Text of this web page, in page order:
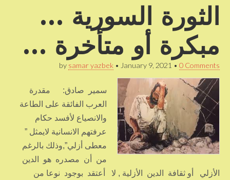
الثورة السورية …
مبكرة أو متأخرة …
by samar yazbek • January 9, 2021 • 0 Comments
سمير صادق: مقدرة
العرب الفائقة على الطاعة
والانصياع لأفسد حكام
عرفتهم الانسانية لايمثل ”
معطى أزلي”,وذلك بالرغم
من أن مصدره هو الدين
الأزلي أو ثقافة الدين الأزلية , لا أعتقد بوجود نوعا من